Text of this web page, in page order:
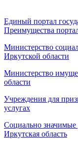
Единый портал
Преимущества
Министерство
Иркутской области
Министерство
области
Учреждения для
услугах
Социально значимые
Иркутская область